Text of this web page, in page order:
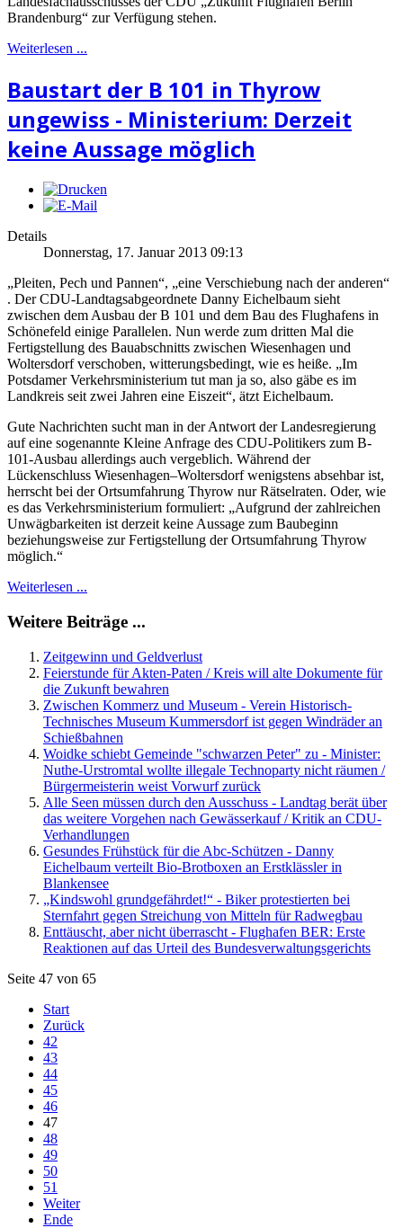
Brandenburg“ zur Verfügung stehen.
Weiterlesen ...
Baustart der B 101 in Thyrow
ungewiss - Ministerium: Derzeit
keine Aussage möglich
Details
Donnerstag, 17. Januar 2013 09:13
„Pleiten, Pech und Pannen“, „eine Verschiebung nach der anderen“
. Der CDU-Landtagsabgeordnete Danny Eichelbaum sieht
zwischen dem Ausbau der B 101 und dem Bau des Flughafens in
Schönefeld einige Parallelen. Nun werde zum dritten Mal die
Fertigstellung des Bauabschnitts zwischen Wiesenhagen und
Woltersdorf verschoben, witterungsbedingt, wie es heiße. „Im
Potsdamer Verkehrsministerium tut man ja so, also gäbe es im
Landkreis seit zwei Jahren eine Eiszeit“, ätzt Eichelbaum.
Gute Nachrichten sucht man in der Antwort der Landesregierung
auf eine sogenannte Kleine Anfrage des CDU-Politikers zum B-
101-Ausbau allerdings auch vergeblich. Während der
Lückenschluss Wiesenhagen–Woltersdorf wenigstens absehbar ist,
herrscht bei der Ortsumfahrung Thyrow nur Rätselraten. Oder, wie
es das Verkehrsministerium formuliert: „Aufgrund der zahlreichen
Unwägbarkeiten ist derzeit keine Aussage zum Baubeginn
beziehungsweise zur Fertigstellung der Ortsumfahrung Thyrow
möglich.“
Weiterlesen ...
Weitere Beiträge ...
Zeitgewinn und Geldverlust
Feierstunde für Akten-Paten / Kreis will alte Dokumente für
die Zukunft bewahren
Zwischen Kommerz und Museum - Verein Historisch-
Technisches Museum Kummersdorf ist gegen Windräder an
Schießbahnen
Woidke schiebt Gemeinde "schwarzen Peter" zu - Minister:
Nuthe-Urstromtal wollte illegale Technoparty nicht räumen /
Bürgermeisterin weist Vorwurf zurück
Alle Seen müssen durch den Ausschuss - Landtag berät über
das weitere Vorgehen nach Gewässerkauf / Kritik an CDU-
Verhandlungen
Gesundes Frühstück für die Abc-Schützen - Danny
Eichelbaum verteilt Bio-Brotboxen an Erstklässler in
Blankensee
„Kindswohl grundgefährdet!“ - Biker protestierten bei
Sternfahrt gegen Streichung von Mitteln für Radwegbau
Enttäuscht, aber nicht überrascht - Flughafen BER: Erste
Reaktionen auf das Urteil des Bundesverwaltungsgerichts
Seite 47 von 65
Start
Zurück
42
43
44
45
46
47
48
49
50
51
Weiter
Ende